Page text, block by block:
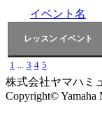
イベント名
1 3 4 5
株式会社ヤマハミ
Copyright© Yamaha